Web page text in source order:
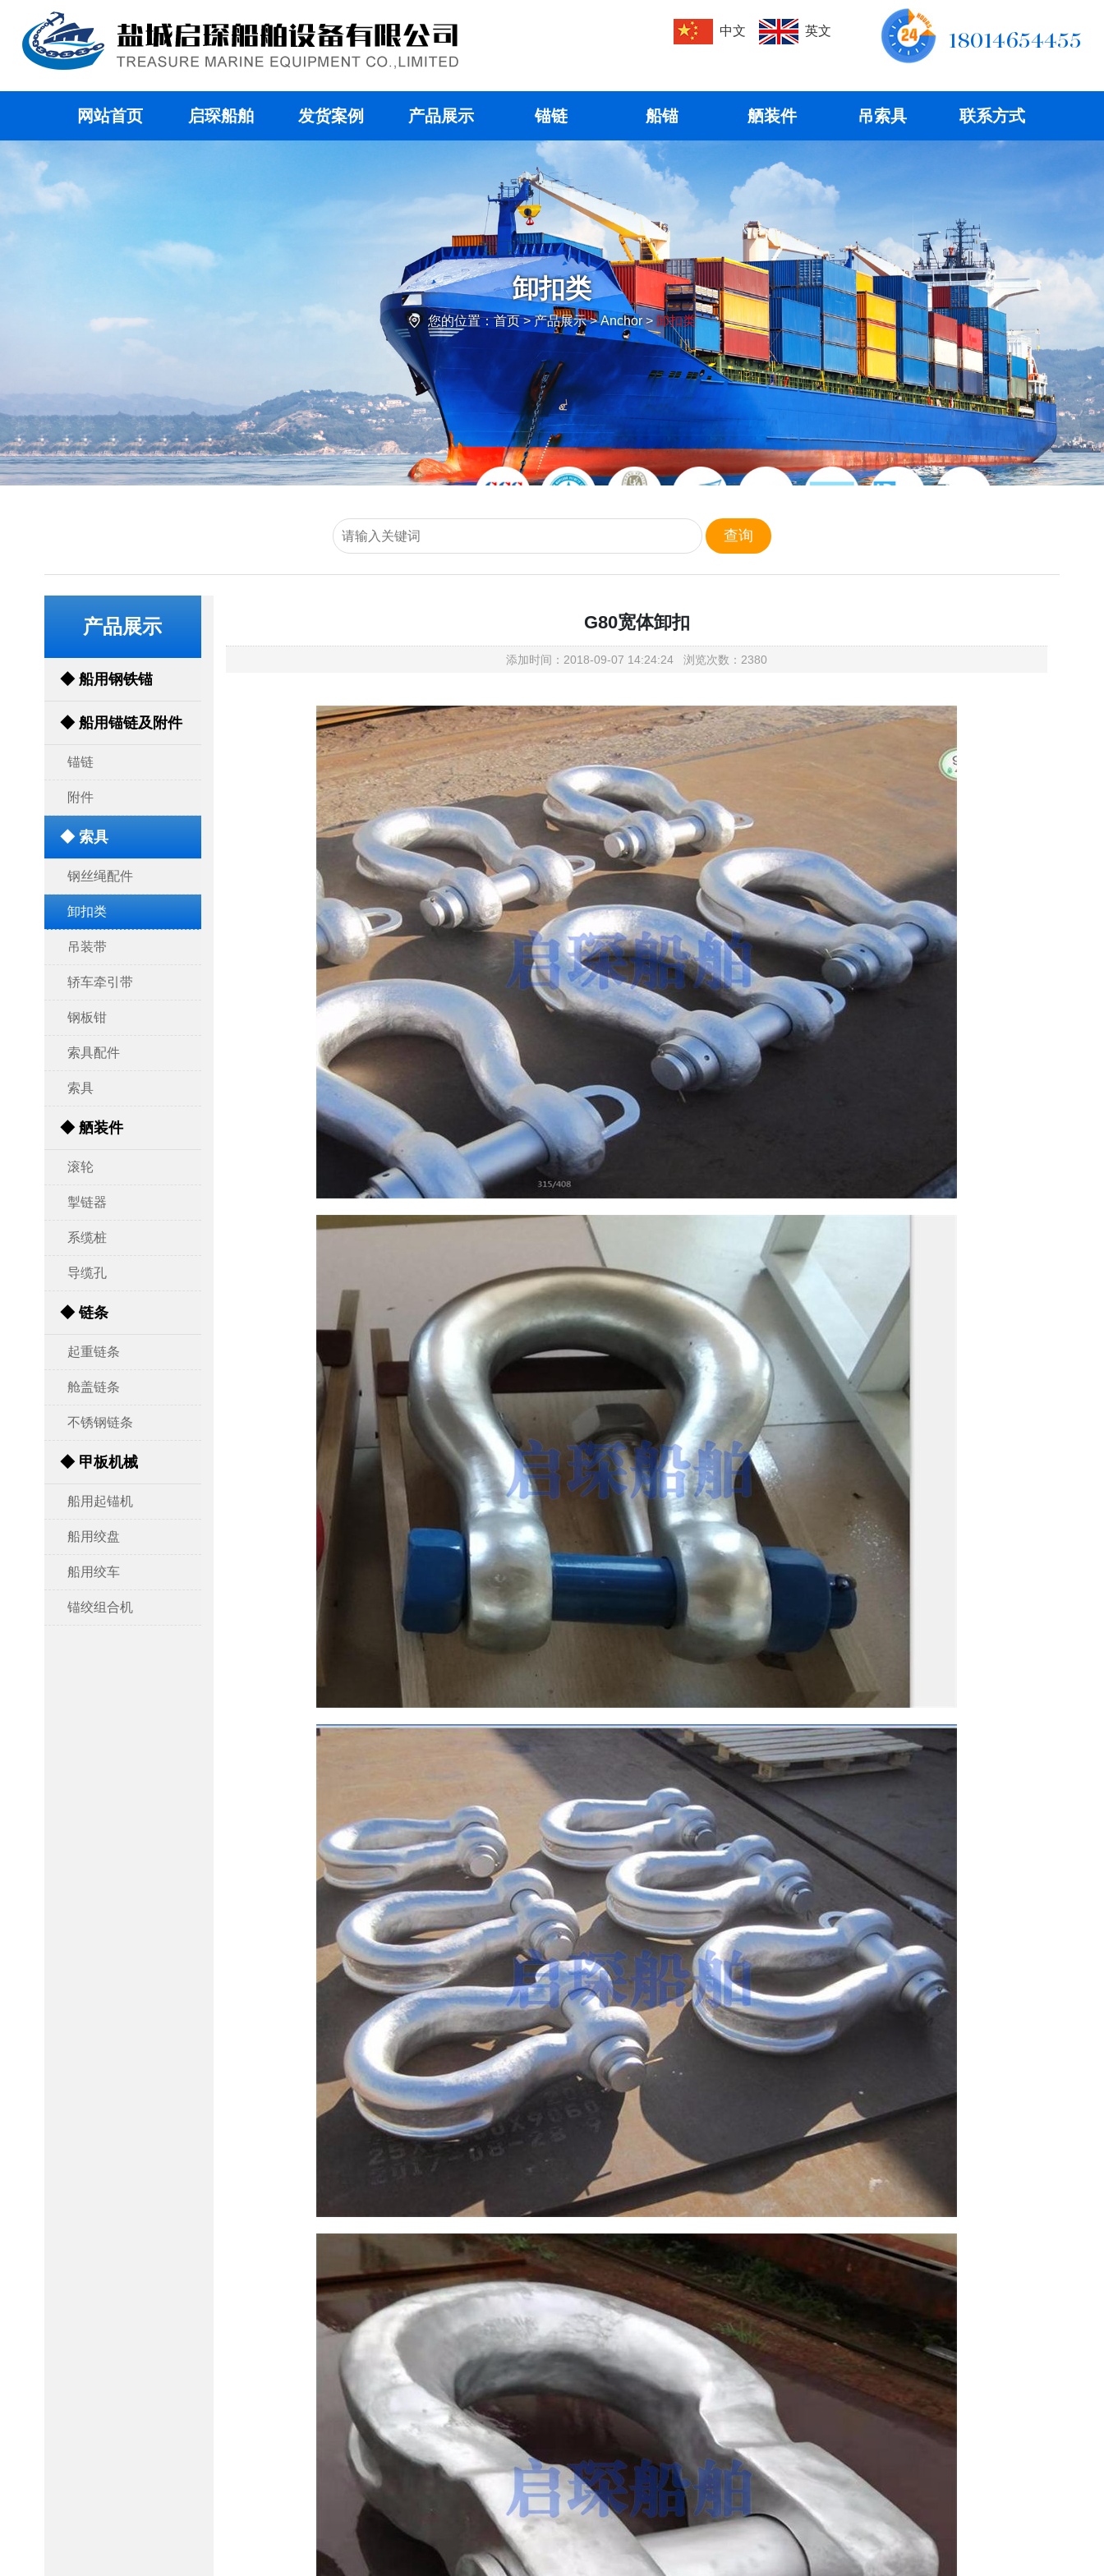
18014654455
中文 英文
网站首页 启琛船舶 发货案例 产品展示 锚链 船锚 舾装件 吊索具 联系方式
卸扣类
您的位置：首页> 产品展示 > Anchor > 卸扣类
产品展示
◆ 船用钢铁锚
◆ 船用锚链及附件
锚链
附件
◆ 索具
钢丝绳配件
卸扣类
吊装带
轿车牵引带
钢板钳
索具配件
索具
◆ 舾装件
滚轮
掣链器
系缆桩
导缆孔
◆ 链条
起重链条
舱盖链条
不锈钢链条
◆ 甲板机械
船用起锚机
船用绞盘
船用绞车
锚绞组合机
G80宽体卸扣
添加时间：2018-09-07 14:24:24 浏览次数：2380